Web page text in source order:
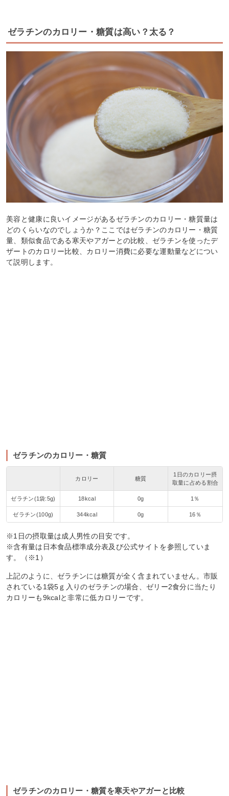
ゼラチンのカロリー・糖質は高い？太る？
美容と健康に良いイメージがあるゼラチンのカロリー・糖質量は
どのくらいなのでしょうか？ここではゼラチンのカロリー・糖質
量、類似食品である寒天やアガーとの比較、ゼラチンを使ったデ
ザートのカロリー比較、カロリー消費に必要な運動量などについ
て説明します。
ゼラチンのカロリー・糖質
カロリー 糖質
1日のカロリー摂
取量に占める割合
ゼラチン(1袋:5g) 18kcal 0g 1％
ゼラチン(100g) 344kcal 0g 16％
※1日の摂取量は成人男性の目安です。
※含有量は日本食品標準成分表及び公式サイトを参照していま
す。（※1）
上記のように、ゼラチンには糖質が全く含まれていません。市販
されている1袋5ｇ入りのゼラチンの場合、ゼリー2食分に当たり
カロリーも9kcalと非常に低カロリーです。
ゼラチンのカロリー・糖質を寒天やアガーと比較